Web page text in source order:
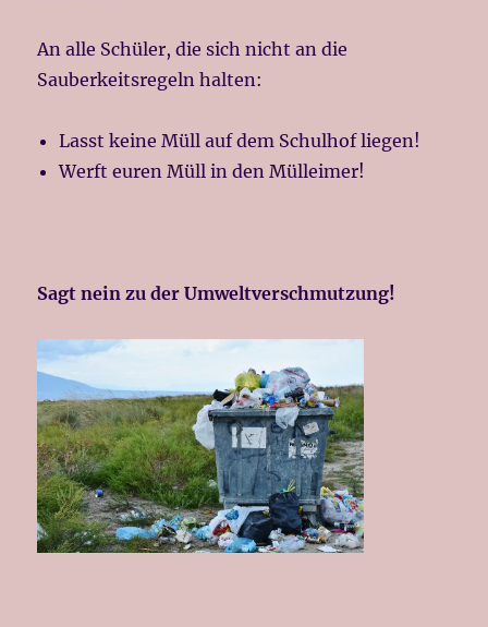
An alle Schüler, die sich nicht an die
Sauberkeitsregeln halten:
Lasst keine Müll auf dem Schulhof liegen!
Werft euren Müll in den Mülleimer!
Sagt nein zu der Umweltverschmutzung!